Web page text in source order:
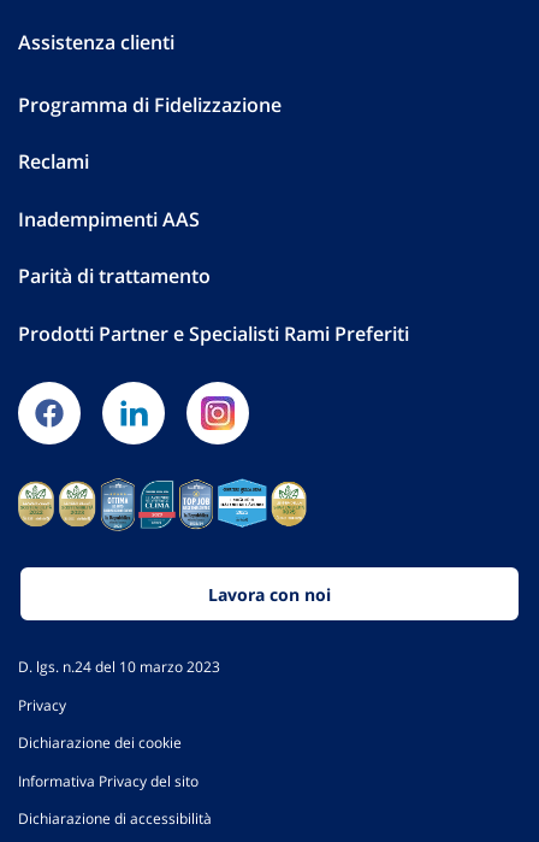
Assistenza clienti
Programma di Fidelizzazione
Reclami
Inadempimenti AAS
Parità di trattamento
Prodotti Partner e Specialisti Rami Preferiti
Lavora con noi
D. lgs. n.24 del 10 marzo 2023
Privacy
Dichiarazione dei cookie
Informativa Privacy del sito
Dichiarazione di accessibilità